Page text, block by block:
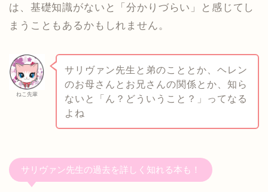
は、基礎知識がないと「分かりづらい」と感じてし
まうこともあるかもしれません。
ねこ先輩
サリヴァン先生と弟のこととか、ヘレン
のお母さんとお兄さんの関係とか、知ら
ないと「ん？どういうこと？」ってなる
よね
サリヴァン先生の過去を詳しく知れる本も！